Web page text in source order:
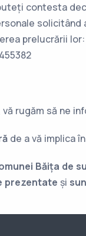
contesta
prelucrării lor:
rugăm să ne
de a vă implica
Băița de
prezentate și